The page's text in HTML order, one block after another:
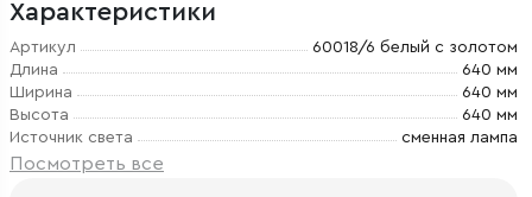
Характеристики
Артикул
60018/6 белый с золотом
Длина
640 мм
Ширина
640 мм
Высота
640 мм
Источник света
сменная лампа
Посмотреть все